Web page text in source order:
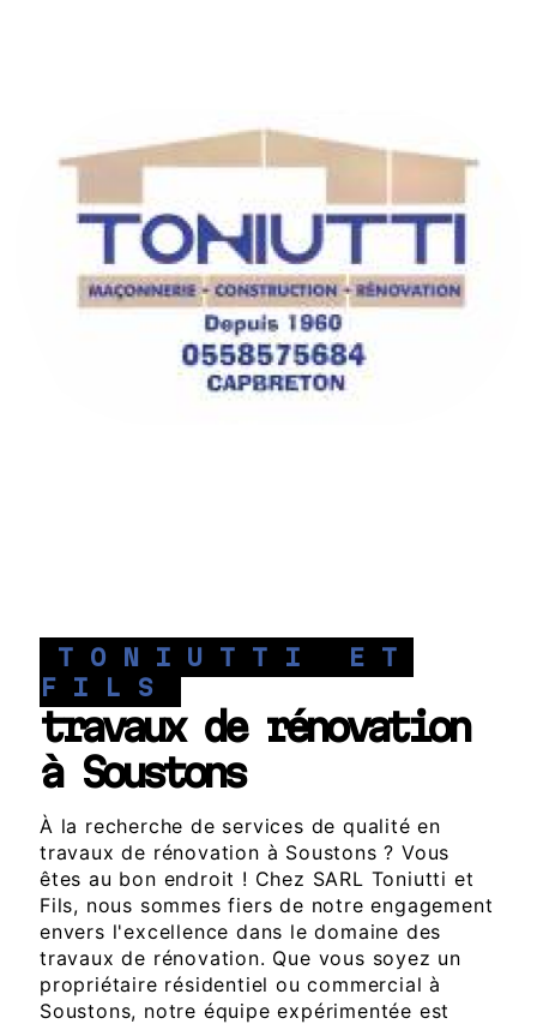
TONIUTTI ET
FILS
travaux de rénovation
à Soustons
À la recherche de services de qualité en
travaux de rénovation à Soustons ? Vous
êtes au bon endroit ! Chez SARL Toniutti et
Fils, nous sommes fiers de notre engagement
envers l'excellence dans le domaine des
travaux de rénovation. Que vous soyez un
propriétaire résidentiel ou commercial à
Soustons, notre équipe expérimentée est